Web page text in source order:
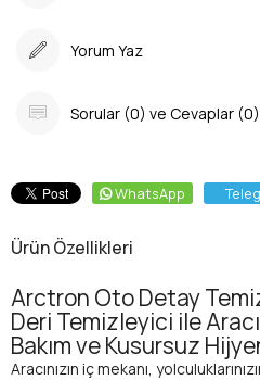
Yorum Yaz
Sorular (0) ve Cevaplar (0)
WhatsApp
Ürün Özellikleri
Arctron Oto Detay
Deri Temizleyici ile
Bakım ve Kusursuz
Aracınızın iç mekanı,